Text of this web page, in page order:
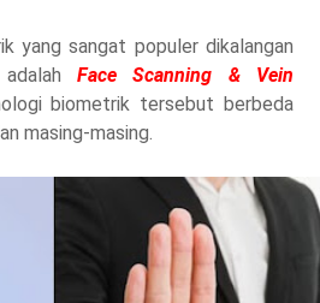
yang sangat populer dikalangan
adalahFace Scanning & Vein
biometrik tersebut berbeda
masing-masing.